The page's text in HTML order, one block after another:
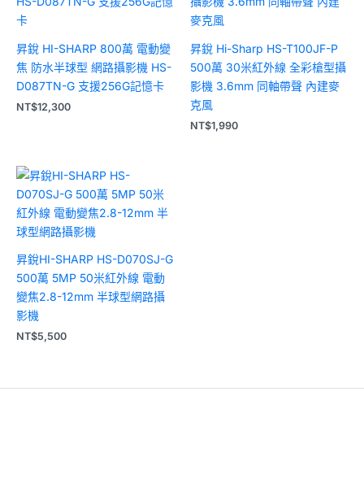
昇銳 HI-SHARP 800萬 電動變
焦 防水半球型 網路攝影機 HS-
D087TN-G 支援256G記憶卡
NT$12,300
昇銳 Hi-Sharp HS-T100JF-P
500萬 30米紅外線 全彩槍型攝
影機 3.6mm 同軸帶聲 內建麥
克風
NT$1,990
昇銳HI-SHARP HS-D070SJ-G
500萬 5MP 50米紅外線 電動
變焦2.8-12mm 半球型網路攝
影機
NT$5,500